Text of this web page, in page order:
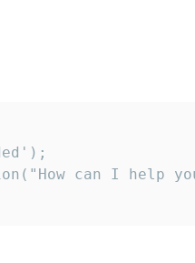
can I help